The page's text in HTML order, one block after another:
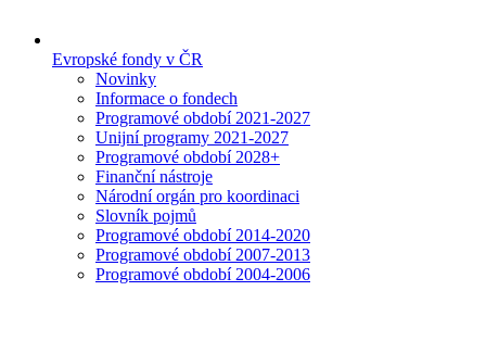
Evropské fondy v ČR
Novinky
Informace o fondech
Programové období 2021-2027
Unijní programy 2021-2027
Programové období 2028+
Finanční nástroje
Národní orgán pro koordinaci
Slovník pojmů
Programové období 2014-2020
Programové období 2007-2013
Programové období 2004-2006